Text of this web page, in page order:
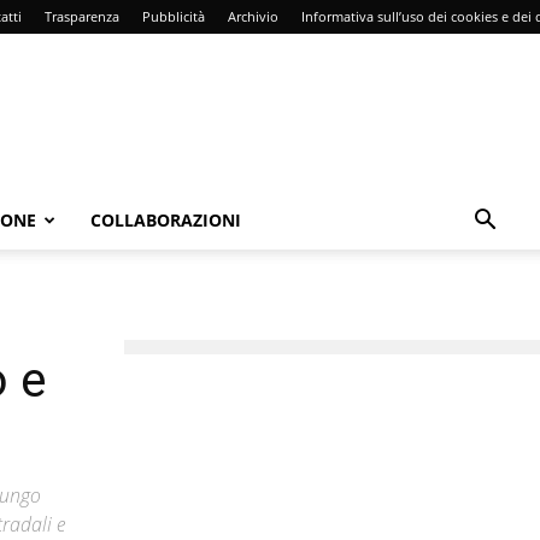
Trasparenza Pubblicità Archivio Informativa sull’uso dei cookies e dei
COLLABORAZIONI
e
e